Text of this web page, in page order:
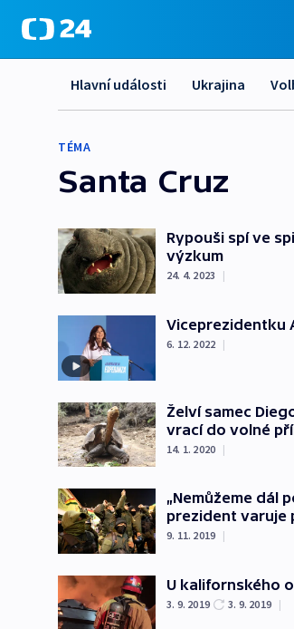
Hlavní události Ukrajina
TÉMA
Santa Cruz
Rypouši spí ve
výzkum
24. 4. 2023 |
Viceprezidentku
6. 12. 2022 |
Želví samec
vrací do volné
14. 1. 2020 |
„Nemůžeme dál
prezident varuje
9. 11. 2019 |
U kalifornského
3. 9. 2019 3. 9. 2019 |